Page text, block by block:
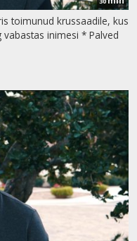
toimunud krussaadile, kus
inimesi * Palved